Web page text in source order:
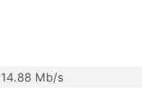
14.88 Mb/s